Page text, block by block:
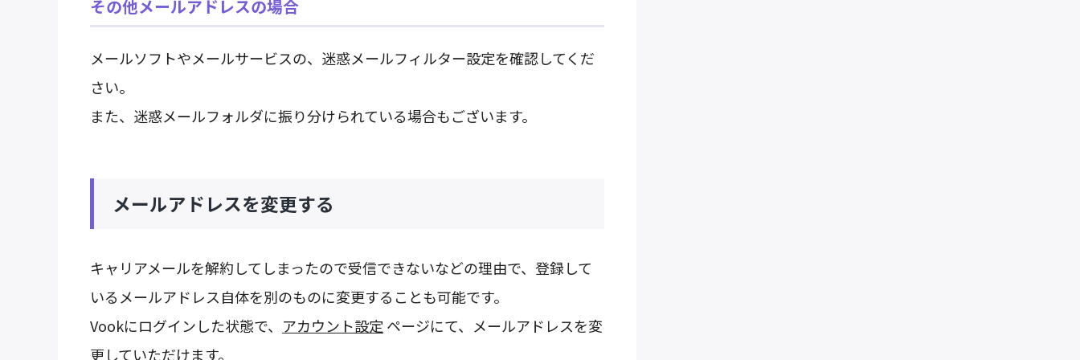
その他メールアドレスの場合
メールソフトやメールサービスの、迷惑メールフィルター設定を確認してくだ
さい。
また、迷惑メールフォルダに振り分けられている場合もございます。
メールアドレスを変更する
キャリアメールを解約してしまったので受信できないなどの理由で、登録して
いるメールアドレス自体を別のものに変更することも可能です。
Vookにログインした状態で、 アカウント設定 ページにて、メールアドレスを変
更していただけます。